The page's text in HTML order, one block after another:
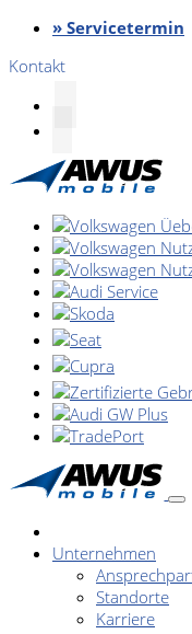
» Servicetermin
Kontakt
Unternehmen
Standorte
Karriere